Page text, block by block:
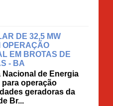
DE 32,5 MW
OPERAÇÃO
EM BROTAS DE
- BA
Nacional de Energia
para operação
geradoras da
Br...